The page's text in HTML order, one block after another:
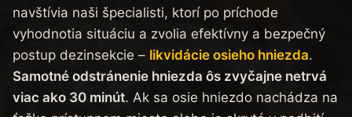
navštívia naši špecialisti, ktorí po príchode
vyhodnotia situáciu a zvolia efektívny a bezpečný
postup dezinsekcie – likvidácie osieho hniezda.
Samotné odstránenie hniezda ôs zvyčajne netrvá
viac ako 30 minút. Ak sa osie hniezdo nachádza na